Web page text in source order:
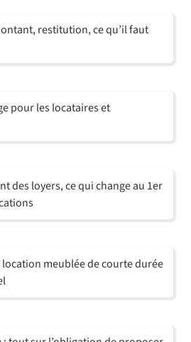
restitution, ce qu’il faut
pour les locataires et
des loyers, ce qui change au 1er
meublée de courte durée